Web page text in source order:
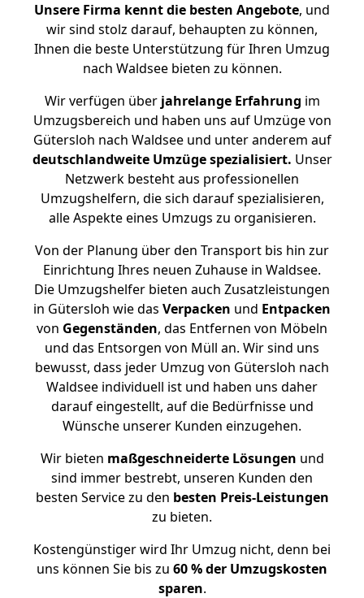
Unsere Firma kennt die besten Angebote, und
wir sind stolz darauf, behaupten zu können,
Ihnen die beste Unterstützung für Ihren Umzug
nach Waldsee bieten zu können.
Wir verfügen überjahrelange Erfahrung im
Umzugsbereich und haben uns auf Umzüge von
Gütersloh nach Waldsee und unter anderem auf
deutschlandweite Umzüge spezialisiert. Unser
Netzwerk besteht aus professionellen
Umzugshelfern, die sich darauf spezialisieren,
alle Aspekte eines Umzugs zu organisieren.
Von der Planung über den Transport bis hin zur
Einrichtung Ihres neuen Zuhause in Waldsee.
Die Umzugshelfer bieten auch Zusatzleistungen
in Gütersloh wie das Verpacken und Entpacken
von Gegenständen, das Entfernen von Möbeln
und das Entsorgen von Müll an. Wir sind uns
bewusst, dass jeder Umzug von Gütersloh nach
Waldsee individuell ist und haben uns daher
darauf eingestellt, auf die Bedürfnisse und
Wünsche unserer Kunden einzugehen.
Wir bieten maßgeschneiderte Lösungen und
sind immer bestrebt, unseren Kunden den
besten Service zu den besten Preis-Leistungen
zu bieten.
Kostengünstiger wird Ihr Umzug nicht, denn bei
uns können Sie bis zu 60 % der Umzugskosten
sparen.